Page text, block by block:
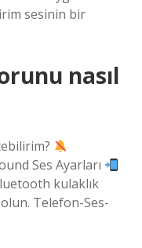
sesinin bir
nasıl
Ses Ayarları
kulaklık
olun. Telefon-Ses-